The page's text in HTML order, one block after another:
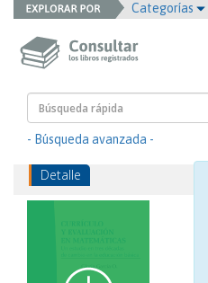
Categorías
- Búsqueda avanzada -
Detalle